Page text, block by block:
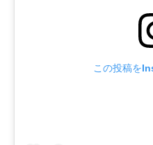
この投稿を